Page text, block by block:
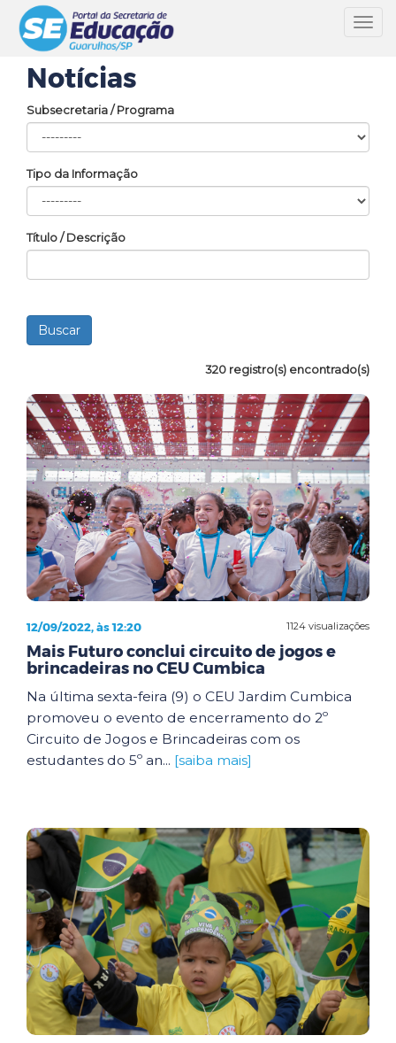
Notícias
Subsecretaria / Programa
Tipo da Informação
Título / Descrição
320 registro(s) encontrado(s)
1124 visualizações
12/09/2022, às 12:20
Mais Futuro conclui circuito de jogos e
brincadeiras no CEU Cumbica
Na última sexta-feira (9) o CEU Jardim Cumbica
promoveu o evento de encerramento do 2º
Circuito de Jogos e Brincadeiras com os
estudantes do 5º an... [saiba mais]